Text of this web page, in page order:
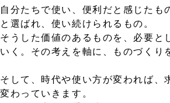
自分たちで使い、便利だと感じたも
と選ばれ、使い続けられるもの。
そうした価値のあるものを、必要と
いく。その考えを軸に、ものづくり
そして、時代や使い方が変われば、
変わっていきます。